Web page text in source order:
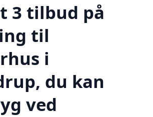
3 tilbud på
til
i
du kan
ved